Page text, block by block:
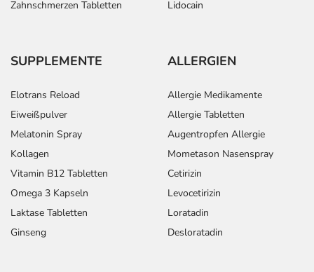
Zahnschmerzen Tabletten Lidocain
SUPPLEMENTE
Elotrans Reload
Eiweißpulver
Melatonin Spray
Kollagen
Vitamin B12 Tabletten
Omega 3 Kapseln
Laktase Tabletten
Ginseng
ALLERGIEN
Allergie Medikamente
Allergie Tabletten
Augentropfen Allergie
Mometason Nasenspray
Cetirizin
Levocetirizin
Loratadin
Desloratadin